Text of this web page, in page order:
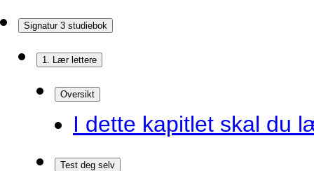
Signatur 3 studiebok
1. Lær lettere
Oversikt
I dette kapitlet skal du
Test deg selv